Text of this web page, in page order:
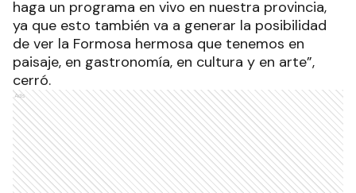
haga un programa en vivo en nuestra provincia,
ya que esto también va a generar la posibilidad
de ver la Formosa hermosa que tenemos en
paisaje, en gastronomía, en cultura y en arte”,
cerró.
Ads